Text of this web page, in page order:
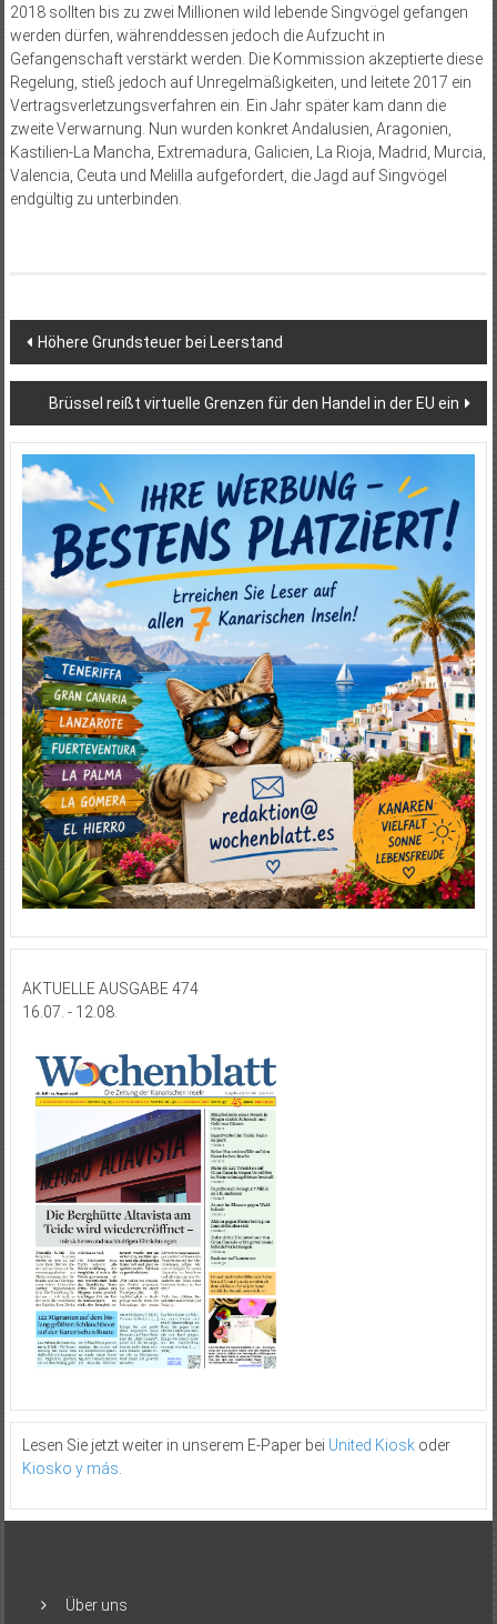
2018 sollten bis zu zwei Millionen wild lebende Singvögel gefangen
werden dürfen, währenddessen jedoch die Aufzucht in
Gefangenschaft verstärkt werden. Die Kommission akzeptierte diese
Regelung, stieß jedoch auf Unregelmäßigkeiten, und leitete 2017 ein
Vertragsverletzungsverfahren ein. Ein Jahr später kam dann die
zweite Verwarnung. Nun wurden konkret Andalusien, Aragonien,
Kastilien-La Mancha, Extremadura, Galicien, La Rioja, Madrid, Murcia,
Valencia, Ceuta und Melilla aufgefordert, die Jagd auf Singvögel
endgültig zu unterbinden.
Beitragsnavigation
Höhere Grundsteuer bei Leerstand
Brüssel reißt virtuelle Grenzen für den Handel in der EU ein
AKTUELLE AUSGABE 474
16.07. - 12.08.
Lesen Sie jetzt weiter in unserem E-Paper bei United Kioskoder
Kiosko y más.
Über uns